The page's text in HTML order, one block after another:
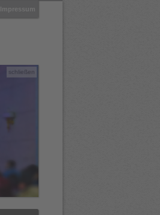
Impressum
schließen